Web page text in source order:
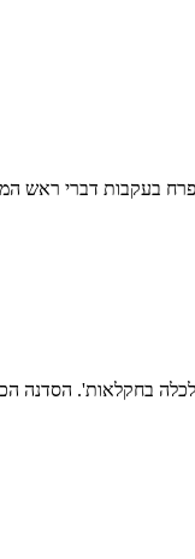
בעקבות דברי ראש
בחקלאות'. הסדנה